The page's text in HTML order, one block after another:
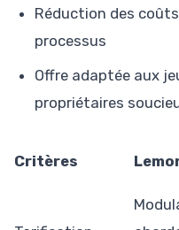
Réduction des
processus
Offre adaptée aux
propriétaires
Critères